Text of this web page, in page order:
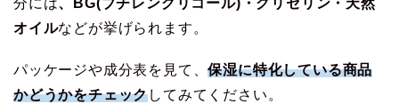
分には、BG(ブチレングリコール)・グリセリン・天然
オイルなどが挙げられます。
パッケージや成分表を見て、保湿に特化している商品
かどうかをチェックしてみてください。